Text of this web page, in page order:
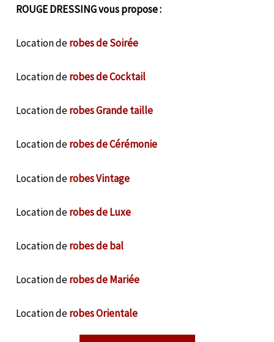
ROUGE DRESSING vous propose :
Location derobes de Soirée
Location derobes de Cocktail
Location derobes Grande taille
Location derobes de Cérémonie
Location derobes Vintage
Location de robes de Luxe
Location derobes de bal
Location derobes de Mariée
Location derobes Orientale